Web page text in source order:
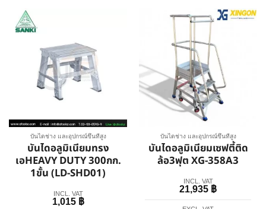
บันไดช่าง และอุปกรณ์ขึ้นที่สูง
บันไดอลูมิเนียมทรง
เอHEAVY DUTY 300กก.
1ขั้น (LD-SHD01)
INCL. VAT
1,015 ฿
บันไดช่าง และอุปกรณ์ขึ้นที่สูง
บันไดอลูมิเนียมเซฟตี้ติด
ล้อ3ฟุต XG-358A3
INCL. VAT
21,935 ฿